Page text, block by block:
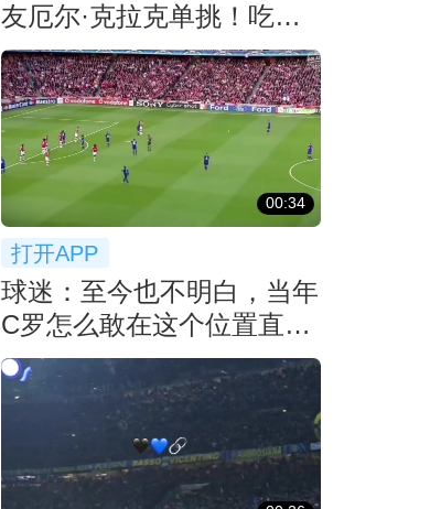
友厄尔·克拉克单挑！吃了
个大帽！
00:34
打开APP
球迷：至今也不明白，当年
C罗怎么敢在这个位置直接
射门